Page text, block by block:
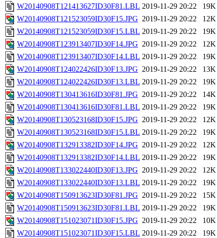
W20140908T121413627ID30F81.LBL 2019-11-29 20:22
19K
W20140908T121523059ID30F15.JPG 2019-11-29 20:22
12K
W20140908T121523059ID30F15.LBL 2019-11-29 20:22
19K
W20140908T123913407ID30F14.JPG 2019-11-29 20:22
12K
W20140908T123913407ID30F14.LBL 2019-11-29 20:22
19K
W20140908T124022426ID30F13.JPG 2019-11-29 20:22
13K
W20140908T124022426ID30F13.LBL 2019-11-29 20:22
19K
W20140908T130413616ID30F81.JPG 2019-11-29 20:22
14K
W20140908T130413616ID30F81.LBL 2019-11-29 20:22
19K
W20140908T130523168ID30F15.JPG 2019-11-29 20:22
12K
W20140908T130523168ID30F15.LBL 2019-11-29 20:22
19K
W20140908T132913382ID30F14.JPG 2019-11-29 20:22
12K
W20140908T132913382ID30F14.LBL 2019-11-29 20:22
19K
W20140908T133022440ID30F13.JPG 2019-11-29 20:22
12K
W20140908T133022440ID30F13.LBL 2019-11-29 20:22
19K
W20140908T150913623ID30F81.JPG 2019-11-29 20:22
15K
W20140908T150913623ID30F81.LBL 2019-11-29 20:22
19K
W20140908T151023071ID30F15.JPG 2019-11-29 20:22
10K
W20140908T151023071ID30F15.LBL 2019-11-29 20:22
19K